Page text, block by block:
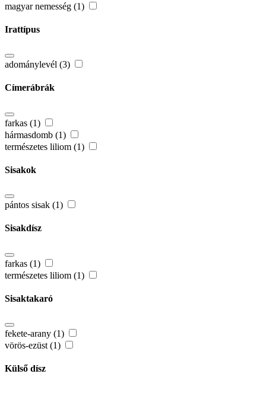
magyar nemesség (1)
Irattípus
adománylevél (3)
Címerábrák
farkas (1)
hármasdomb (1)
természetes liliom (1)
Sisakok
pántos sisak (1)
Sisakdísz
farkas (1)
természetes liliom (1)
Sisaktakaró
fekete-arany (1)
vörös-ezüst (1)
Külső dísz